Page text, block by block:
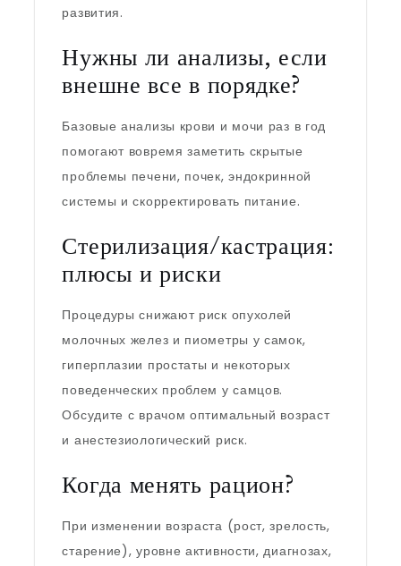
развития.
Нужны ли анализы, если
внешне все в порядке?
Базовые анализы крови и мочи раз в год
помогают вовремя заметить скрытые
проблемы печени, почек, эндокринной
системы и скорректировать питание.
Стерилизация/кастрация:
плюсы и риски
Процедуры снижают риск опухолей
молочных желез и пиометры у самок,
гиперплазии простаты и некоторых
поведенческих проблем у самцов.
Обсудите с врачом оптимальный возраст
и анестезиологический риск.
Когда менять рацион?
При изменении возраста (рост, зрелость,
старение), уровне активности, диагнозах,